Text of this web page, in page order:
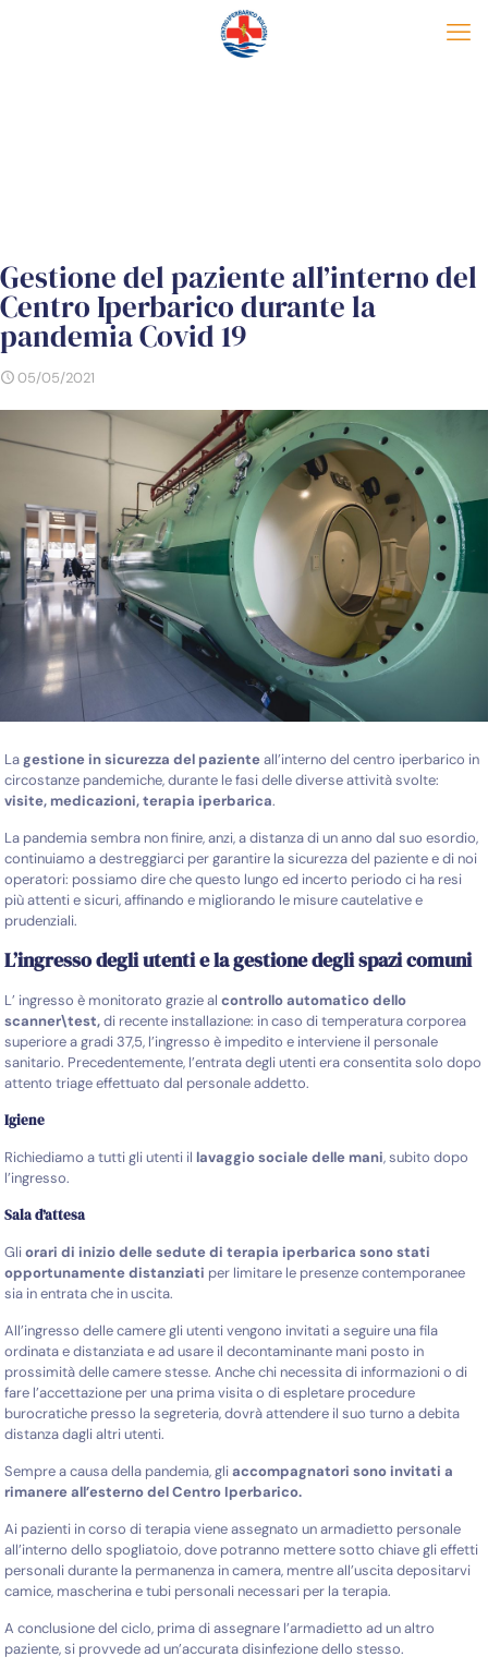
Gestione del paziente all’interno del
Centro Iperbarico durante la
pandemia Covid 19
05/05/2021
Lagestione in sicurezza del pazienteall’interno del centro iperbarico in
circostanze pandemiche, durante le fasi delle diverse attività svolte:
visite, medicazioni, terapia iperbarica.
La pandemia sembra non finire, anzi, adistanza di un anno dal suo esordio,
continuiamo a destreggiarci per garantire la sicurezza del paziente e di noi
operatori: possiamo dire che questo lungo ed incerto periodo ci ha resi
più attenti e sicuri, affinando e migliorando le misure cautelative e
prudenziali.
L’ingresso degli utenti e la gestione degli spazi comuni
L’ ingresso è monitorato grazie alcontrollo automatico dello
scanner\test,di recente installazione: in caso di temperatura corporea
superiore a gradi 37,5, l’ingresso è impedito e interviene il personale
sanitario. Precedentemente, l’entrata degli utenti era consentita solo dopo
attento triage effettuato dal personale addetto.
Igiene
Richiediamo a tutti gli utenti il lavaggio sociale delle mani, subito dopo
l’ingresso.
Sala d’attesa
Gliorari di inizio delle sedute di terapia iperbarica sono stati
opportunamente distanziati per limitare le presenze contemporanee
sia in entrata che in uscita.
All’ingresso delle camere gli utenti vengono invitati a seguire una fila
ordinata e distanziata e ad usare il decontaminante mani posto in
prossimità delle camere stesse.Anche chi necessita di informazioni o di
fare l’accettazione per una prima visita o di espletare procedure
burocratiche presso la segreteria, dovrà attendere il suo turno a debita
distanza dagli altri utenti.
Sempre a causa della pandemia, gliaccompagnatori sono invitati a
rimanere all’esterno del Centro Iperbarico.
Ai pazienti in corso di terapia viene assegnato un armadietto personale
all’interno dello spogliatoio, dove potranno mettere sotto chiave gli effetti
personali durante la permanenza in camera, mentre all’uscita depositarvi
camice, mascherina e tubi personali necessari per la terapia.
A conclusione del ciclo, prima di assegnare l’armadietto ad un altro
paziente, si provvede ad un’accurata disinfezione dello stesso.